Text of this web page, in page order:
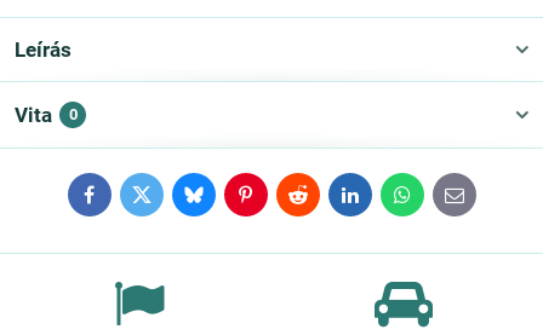
Leírás
Vita 0
FacebookTwitterBlueskyPinterestRedditLinkedInWhatsApp
E-
mail